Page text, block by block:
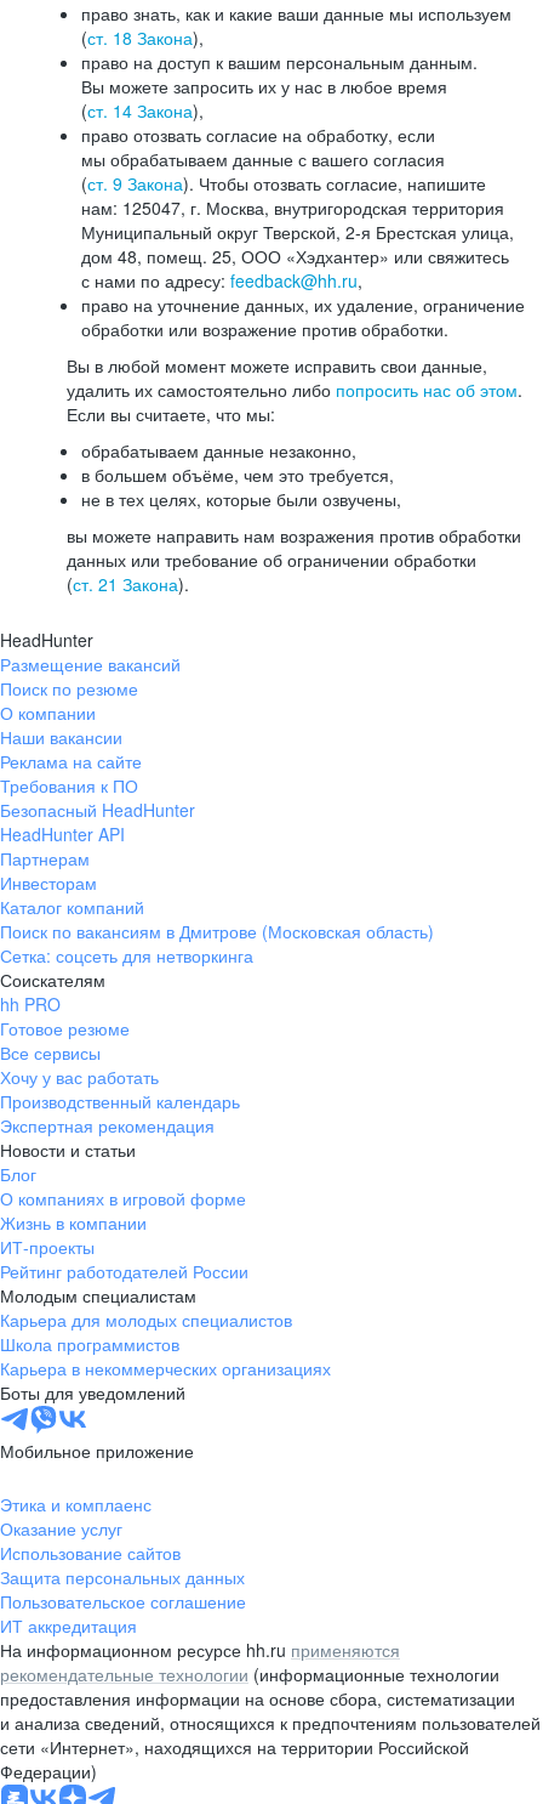
право знать, как и какие ваши данные мы используем
(ст. 18 Закона),
право на доступ к вашим персональным данным.
Вы можете запросить их у нас в любое время
(ст. 14 Закона),
право отозвать согласие на обработку, если
мы обрабатываем данные с вашего согласия
(ст. 9 Закона). Чтобы отозвать согласие, напишите
нам: 125047, г. Москва, внутригородская территория
Муниципальный округ Тверской, 2-я Брестская улица,
дом 48, помещ. 25, ООО «Хэдхантер» или свяжитесь
с нами по адресу: feedback@hh.ru,
право на уточнение данных, их удаление, ограничение
обработки или возражение против обработки.
Вы в любой момент можете исправить свои данные,
удалить их самостоятельно либо попросить нас об этом.
Если вы считаете, что мы:
обрабатываем данные незаконно,
в большем объёме, чем это требуется,
не в тех целях, которые были озвучены,
вы можете направить нам возражения против обработки
данных или требование об ограничении обработки
(ст. 21 Закона).
HeadHunter
Размещение вакансий
Поиск по резюме
О компании
Наши вакансии
Реклама на сайте
Требования к ПО
Безопасный HeadHunter
HeadHunter API
Партнерам
Инвесторам
Каталог компаний
Поиск по вакансиям в Дмитрове (Московская область)
Сетка: соцсеть для нетворкинга
Соискателям
hh PRO
Готовое резюме
Все сервисы
Хочу у вас работать
Производственный календарь
Экспертная рекомендация
Новости и статьи
Блог
О компаниях в игровой форме
Жизнь в компании
ИТ-проекты
Рейтинг работодателей России
Молодым специалистам
Карьера для молодых специалистов
Школа программистов
Карьера в некоммерческих организациях
Боты для уведомлений
Мобильное приложение
Этика и комплаенс
Оказание услуг
Использование сайтов
Защита персональных данных
Пользовательское соглашение
ИТ аккредитация
На информационном ресурсе hh.ru применяются
рекомендательные технологии (информационные технологии
предоставления информации на основе сбора, систематизации
и анализа сведений, относящихся к предпочтениям пользователей
сети «Интернет», находящихся на территории Российской
Федерации)